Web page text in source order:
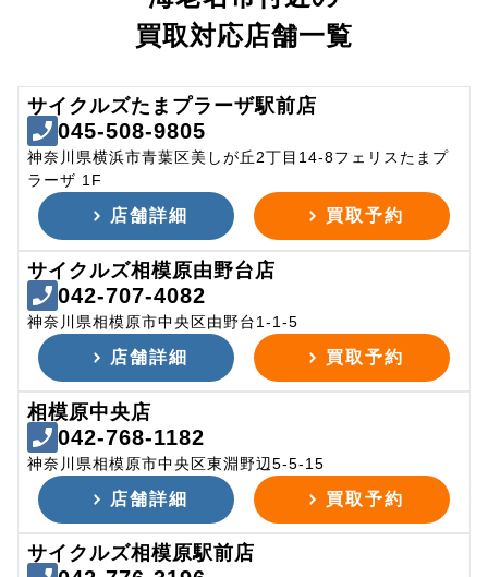
買取対応店舗一覧
サイクルズたまプラーザ駅前店
045-508-9805
神奈川県横浜市青葉区美しが丘2丁目14-8フェリスたまプ
ラーザ 1F
店舗詳細 買取予約
サイクルズ相模原由野台店
042-707-4082
神奈川県相模原市中央区由野台1-1-5
店舗詳細 買取予約
相模原中央店
042-768-1182
神奈川県相模原市中央区東淵野辺5-5-15
店舗詳細 買取予約
サイクルズ相模原駅前店